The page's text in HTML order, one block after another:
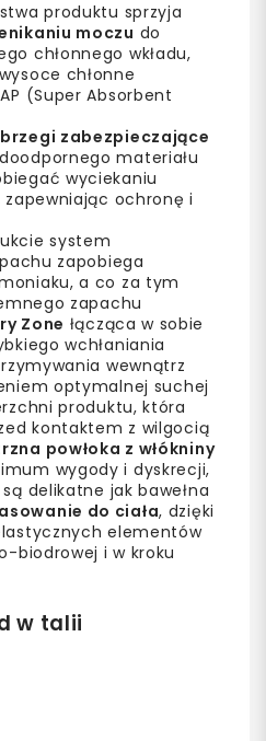
produktu sprzyja
moczu do
chłonnego wkładu,
chłonne
(Super Absorbent
zabezpieczające
materiału
wyciekaniu
ochronę i
system
zapobiega
a co za tym
zapachu
Zone łącząca w sobie
wchłaniania
wewnątrz
optymalnej suchej
produktu, która
kontaktem z wilgocią
powłoka z włókniny
wygody i dyskrecji,
delikatne jak bawełna
do ciała, dzięki
elementów
biodrowej i w kroku
w talii